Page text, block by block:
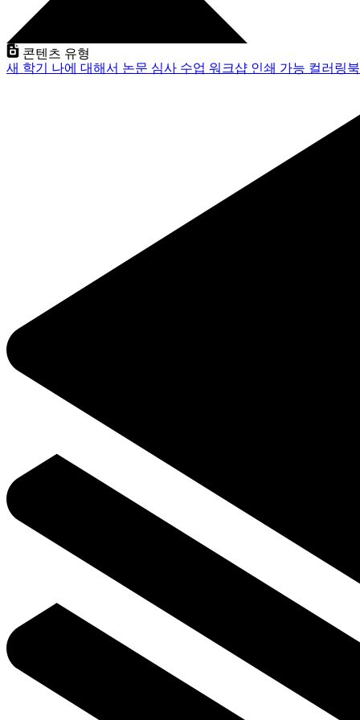
콘텐츠 유형
새 학기 나에 대해서 논문 심사 수업 워크샵 인쇄 가능 컬러링북